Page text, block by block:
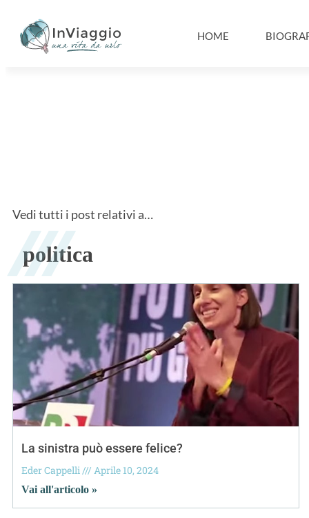
HOME
Vedi tutti i post relativi a…
politica
La sinistra può essere felice?
Eder Cappelli Aprile 10, 2024
Vai all'articolo »